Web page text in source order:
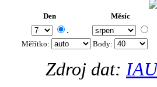
Den Měsíc
.
Měřítko: Body:
Zdroj dat: